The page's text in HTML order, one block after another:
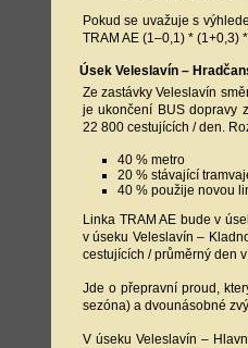
Pokud se uvažuje s
TRAM AE (1–0,1) * (1+0,3)
Úsek Veleslavín –
Ze zastávky Veleslavín
je ukončení BUS dopravy
22 800 cestujících / den.
40 % metro
20 % stávající
40 % použije novou
Linka TRAM AE bude v
v úseku Veleslavín –
cestujících / průměrný den
Jde o přepravní proud,
sezóna) a dvounásobné
V úseku Veleslavín –